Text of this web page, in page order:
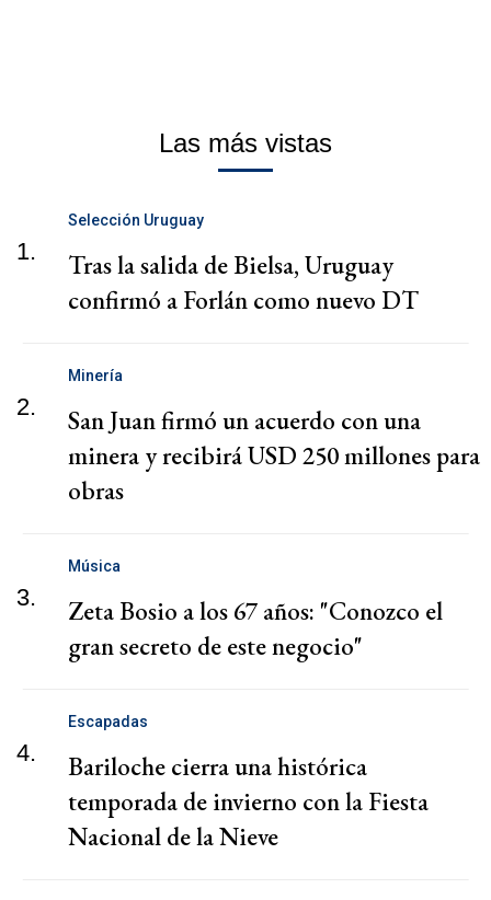
Las más vistas
1.
Selección Uruguay
Tras la salida de Bielsa, Uruguay
confirmó a Forlán como nuevo DT
2.
Minería
San Juan firmó un acuerdo con una
minera y recibirá USD 250 millones para
obras
3.
Música
Zeta Bosio a los 67 años: "Conozco el
gran secreto de este negocio"
4.
Escapadas
Bariloche cierra una histórica
temporada de invierno con la Fiesta
Nacional de la Nieve